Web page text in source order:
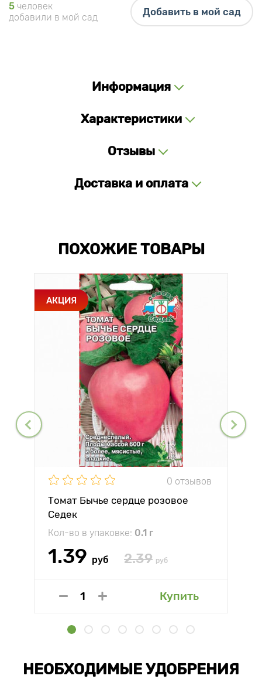
5 человек
добавили в мой сад
Добавить в мой сад
Информация
Характеристики
Отзывы
Доставка и оплата
ПОХОЖИЕ ТОВАРЫ
АКЦИЯ
0 отзывов
Томат Бычье сердце розовое
Седек
Кол-во в упаковке: 0.1 г
1.39 руб 2.39 руб
Купить
НЕОБХОДИМЫЕ УДОБРЕНИЯ